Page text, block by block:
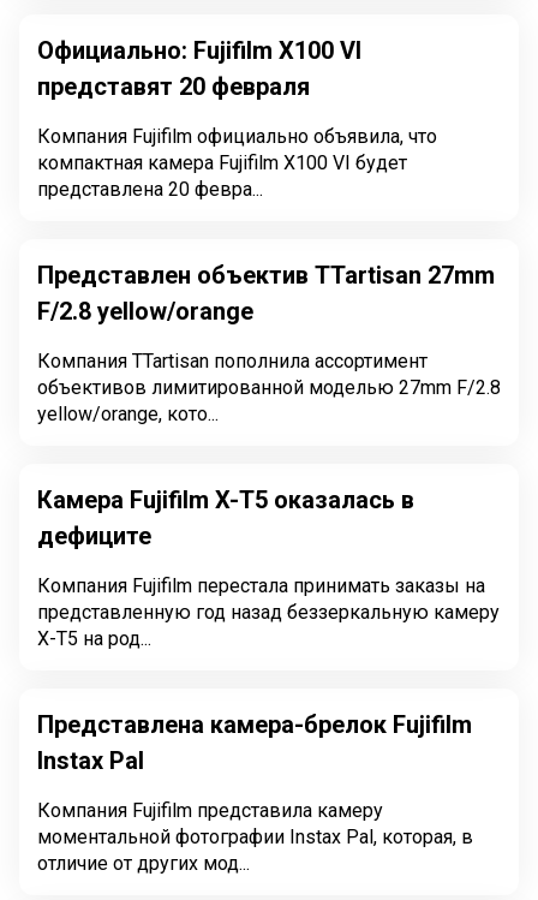
Официально: Fujifilm X100 VI
представят 20 февраля
Компания Fujifilm официально объявила, что
компактная камера Fujifilm X100 VI будет
представлена 20 февра...
Представлен объектив TTartisan 27mm
F/2.8 yellow/orange
Компания TTartisan пополнила ассортимент
объективов лимитированной моделью 27mm F/2.8
yellow/orange, кото...
Камера Fujifilm X-T5 оказалась в
дефиците
Компания Fujifilm перестала принимать заказы на
представленную год назад беззеркальную камеру
X-T5 на род...
Представлена камера-брелок Fujifilm
Instax Pal
Компания Fujifilm представила камеру
моментальной фотографии Instax Pal, которая, в
отличие от других мод...